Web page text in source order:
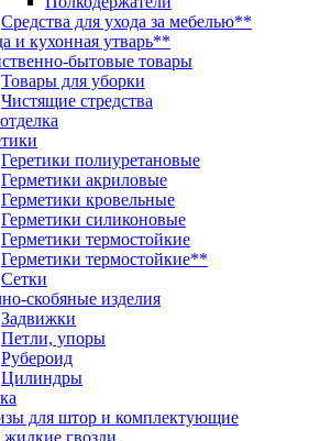
Средства для ухода за мебелью**
и кухонная утварь**
бытовые товары
Товары для уборки
Чистящие стредства
Геретики полиуретановые
Герметики акриловые
Герметики кровельные
Герметики силиконовые
Герметики термостойкие
Герметики термостойкие**
Сетки
скобяные изделия
Задвижки
Петли, упоры
Рубероид
Цилиндры
для штор и комплектующие
гвозди